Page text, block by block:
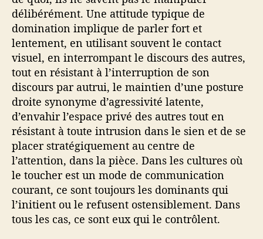
délibérément. Une attitude typique de
domination implique de parler fort et
lentement, en utilisant souvent le contact
visuel, en interrompant le discours des autres,
tout en résistant à l’interruption de son
discours par autrui, le maintien d’une posture
droite synonyme d’agressivité latente,
d’envahir l’espace privé des autres tout en
résistant à toute intrusion dans le sien et de se
placer stratégiquement au centre de
l’attention, dans la pièce. Dans les cultures où
le toucher est un mode de communication
courant, ce sont toujours les dominants qui
l’initient ou le refusent ostensiblement. Dans
tous les cas, ce sont eux qui le contrôlent.